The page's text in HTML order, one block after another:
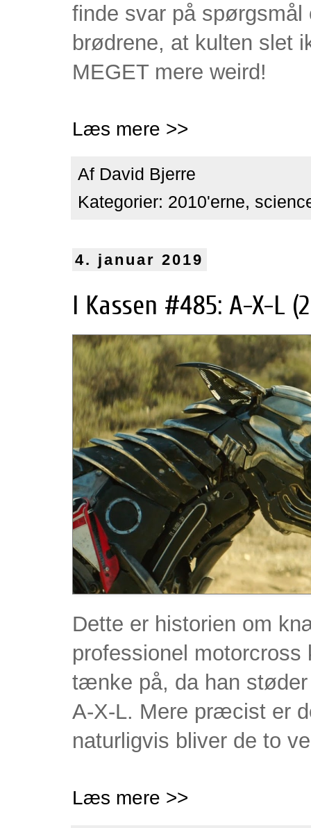
finde svar på
brødrene, at kulten slet
MEGET mere weird!
Læs mere >>
Af David Bjerre
Kategorier: 2010'erne,
4. januar 2019
I Kassen #485: A-X-L
Dette er historien om
professionel
tænke på, da han
A-X-L. Mere præcist er
naturligvis bliver de to
Læs mere >>